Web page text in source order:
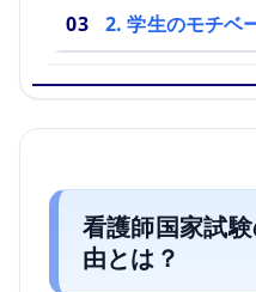
2. 学生のモチベ
看護師国家試
由とは？